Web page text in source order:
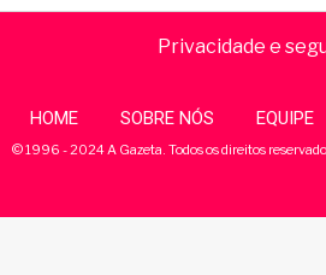
Privacidade e
HOME SOBRE NÓS EQUIPE
© 1996 - 2024 A Gazeta. Todos os direitos